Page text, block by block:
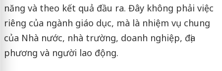
năng và theo kết quả đầu ra. Đây không phải việc
riêng của ngành giáo dục, mà là nhiệm vụ chung
của Nhà nước, nhà trường, doanh nghiệp, địa
phương và người lao động.